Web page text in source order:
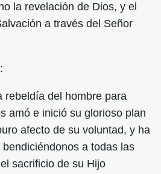
la revelación de Dios, y el
a través del Señor
del hombre para
amó e inició su glorioso plan
afecto de su voluntad, y ha
a todas las
sacrificio de su Hijo